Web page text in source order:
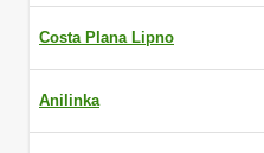
Costa Plana Lipno
Anilinka